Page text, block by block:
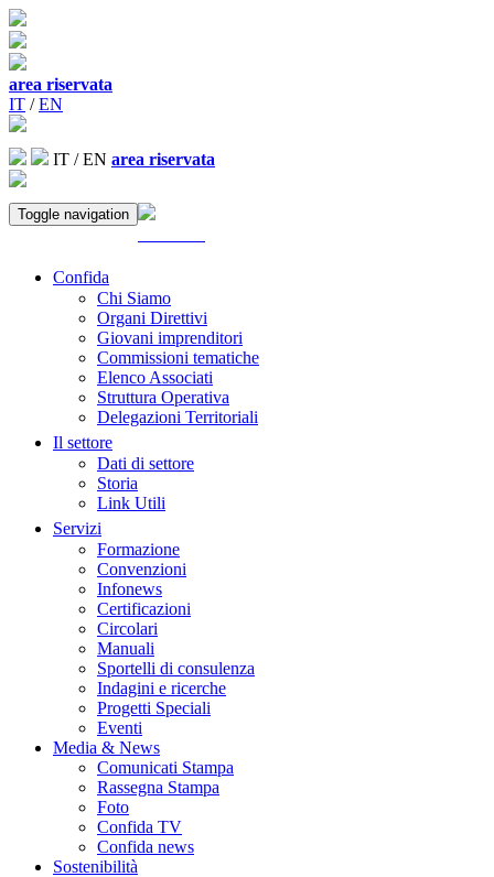
area riservata
IT /EN
IT /EN area riservata
Toggle navigation
Confida
Chi Siamo
Organi Direttivi
Giovani imprenditori
Commissioni tematiche
Elenco Associati
Struttura Operativa
Delegazioni Territoriali
Il settore
Dati di settore
Storia
Link Utili
Servizi
Formazione
Convenzioni
Infonews
Certificazioni
Circolari
Manuali
Sportelli di consulenza
Indagini e ricerche
Progetti Speciali
Eventi
Media & News
Comunicati Stampa
Rassegna Stampa
Foto
Confida TV
Confida news
Sostenibilità